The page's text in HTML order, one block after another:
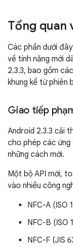
Tổng quan
Các phần dưới
về tính năng mới
2.3.3, bao gồm
khung kể từ phiên
Giao tiếp
Android 2.3.3 cải
cho phép các
những cách mới.
Một bộ API mới,
vào nhiều công
NFC-A (ISO
NFC-B (ISO
NFC-F (JIS